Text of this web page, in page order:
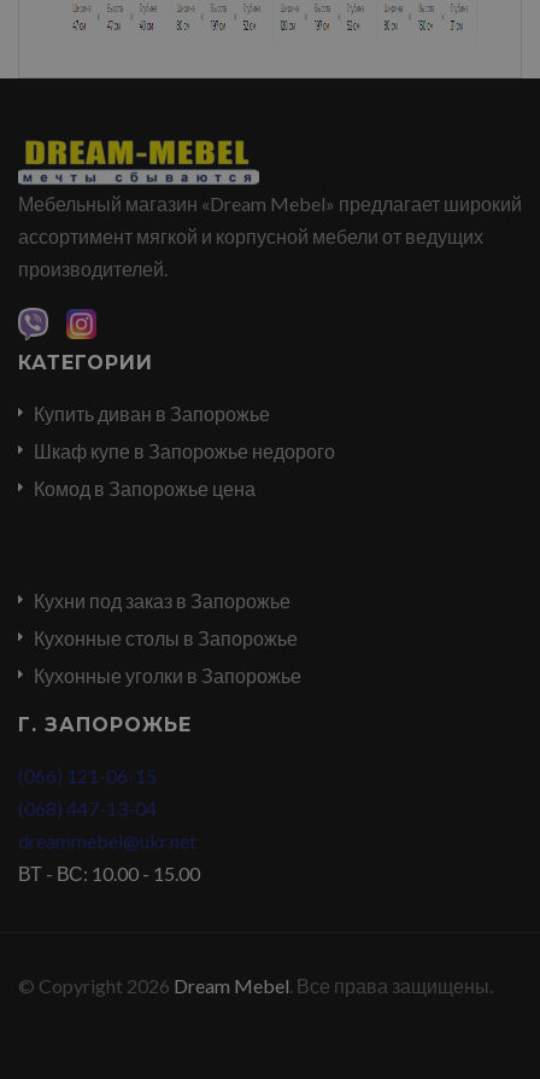
Мебельный магазин «Dream Mebel» предлагает широкий
ассортимент мягкой и корпусной мебели от ведущих
производителей.
КАТЕГОРИИ
Купить диван в Запорожье
Шкаф купе в Запорожье недорого
Комод в Запорожье цена
Кухни под заказ в Запорожье
Кухонные столы в Запорожье
Кухонные уголки в Запорожье
Г. ЗАПОРОЖЬЕ
(066) 121-06-15
(068) 447-13-04
dreammebel@ukr.net
ВТ - ВС: 10.00 - 15.00
© Copyright 2026 Dream Mebel . Все права защищены.